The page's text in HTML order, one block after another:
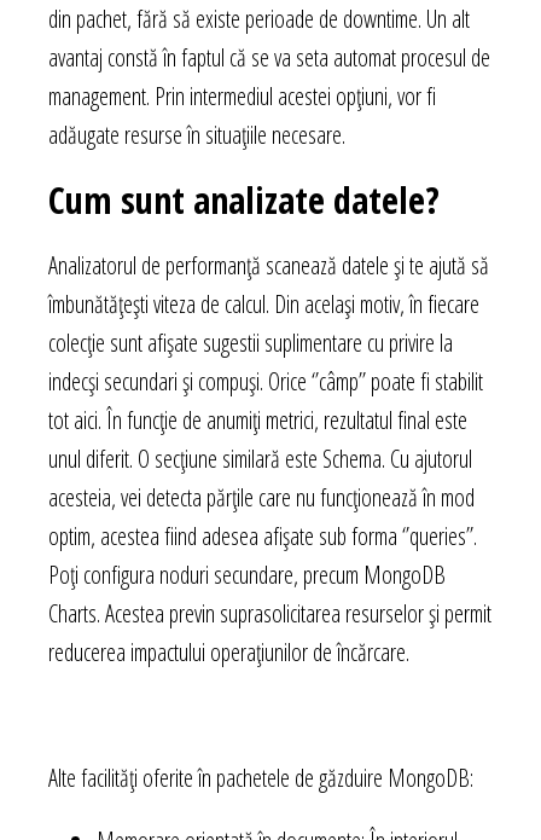
din pachet, fără să existe perioade de downtime. Un alt
avantaj constă în faptul că se va seta automat procesul de
management. Prin intermediul acestei opțiuni, vor fi
adăugate resurse în situațiile necesare.
Cum sunt analizate datele?
Analizatorul de performanță scanează datele și te ajută să
îmbunătățești viteza de calcul. Din același motiv, în fiecare
colecție sunt afișate sugestii suplimentare cu privire la
indecși secundari și compuși. Orice ‘’câmp’’ poate fi stabilit
tot aici. În funcție de anumiți metrici, rezultatul final este
unul diferit. O secțiune similară este Schema. Cu ajutorul
acesteia, vei detecta părțile care nu funcționează în mod
optim, acestea fiind adesea afișate sub forma ‘’queries’’.
Poți configura noduri secundare, precum MongoDB
Charts. Acestea previn suprasolicitarea resurselor și permit
reducerea impactului operațiunilor de încărcare.
Alte facilități oferite în pachetele de găzduire MongoDB: